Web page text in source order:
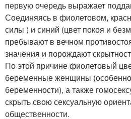
первую очередь выражает
Соединяясь в фиолетовом,
силы ) и синий (цвет покоя и
пребывают в вечном
значения и порождают
По этой причине фиолетовый
беременные женщины
беременности), а также
скрыть свою сексуальную
общественности.